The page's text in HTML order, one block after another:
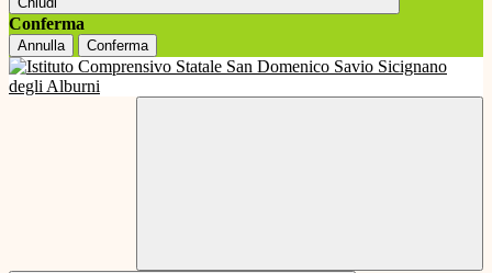
Conferma
Annulla Conferma